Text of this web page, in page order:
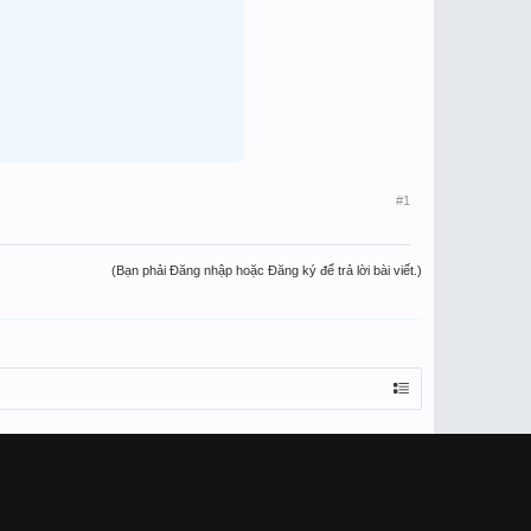
#1
(Bạn phải Đăng nhập hoặc Đăng ký để trả lời bài viết.)